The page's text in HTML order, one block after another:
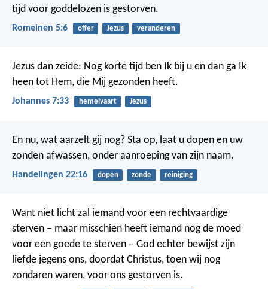
tijd voor goddelozen is gestorven.
Romeinen 5:6 offer Jezus veranderen
Jezus dan zeide: Nog korte tijd ben Ik bij u en dan ga Ik
heen tot Hem, die Mij gezonden heeft.
Johannes 7:33 hemelvaart Jezus
En nu, wat aarzelt gij nog? Sta op, laat u dopen en uw
zonden afwassen, onder aanroeping van zijn naam.
Handelingen 22:16 dopen zonde reiniging
Want niet licht zal iemand voor een rechtvaardige
sterven – maar misschien heeft iemand nog de moed
voor een goede te sterven – God echter bewijst zijn
liefde jegens ons, doordat Christus, toen wij nog
zondaren waren, voor ons gestorven is.